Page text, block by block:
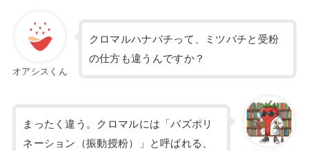
オアシスくん
クロマルハナバチって、ミツバチと受粉
の仕方も違うんですか？
まったく違う。クロマルには「バズポリ
ネーション（振動授粉）」と呼ばれる、